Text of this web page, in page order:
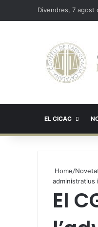
Divendres, 7 agost
EL CICAC
Home/
administratius
El